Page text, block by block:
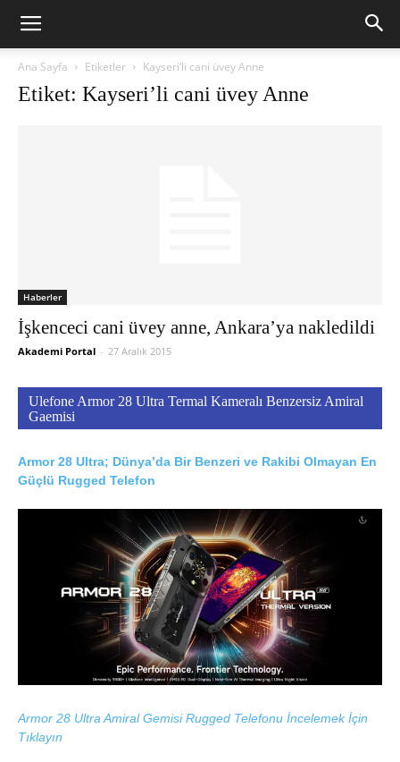
Ana Sayfa Etiketler Kayseri’li cani üvey Anne
Etiket: Kayseri’li cani üvey Anne
Haberler
İşkenceci cani üvey anne, Ankara’ya nakledildi
Akademi Portal - 27 Aralık 2015
Ulefone Armor 28 Ultra Termal Kameralı Benzersiz Amiral
Gaemisi
Armor 28 Ultra; Dünya’da Bir Benzeri ve Rakibi Olmayan En
Güçlü Rugged Telefon
Armor 28 Ultra Amiral Gemisi Rugged Telefonu İncelemek İçin
Tıklayın